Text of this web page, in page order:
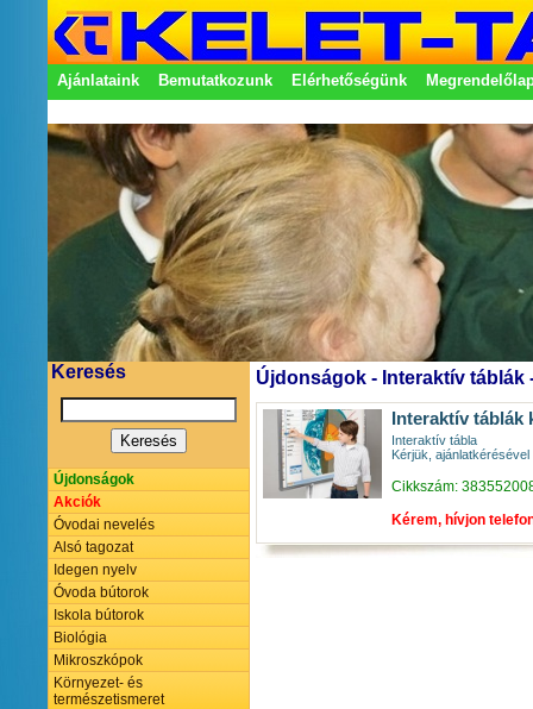
Ajánlataink Bemutatkozunk Elérhetőségünk
Keresés
Újdonságok
Akciók
Óvodai nevelés
Alsó tagozat
Idegen nyelv
Óvoda bútorok
Iskola bútorok
Biológia
Mikroszkópok
Környezet- és
természetismeret
Újdonságok - Interaktív táblák
Interaktív táblák
Interaktív tábla
Kérjük,
Cikkszám:
Kérem, hívjon